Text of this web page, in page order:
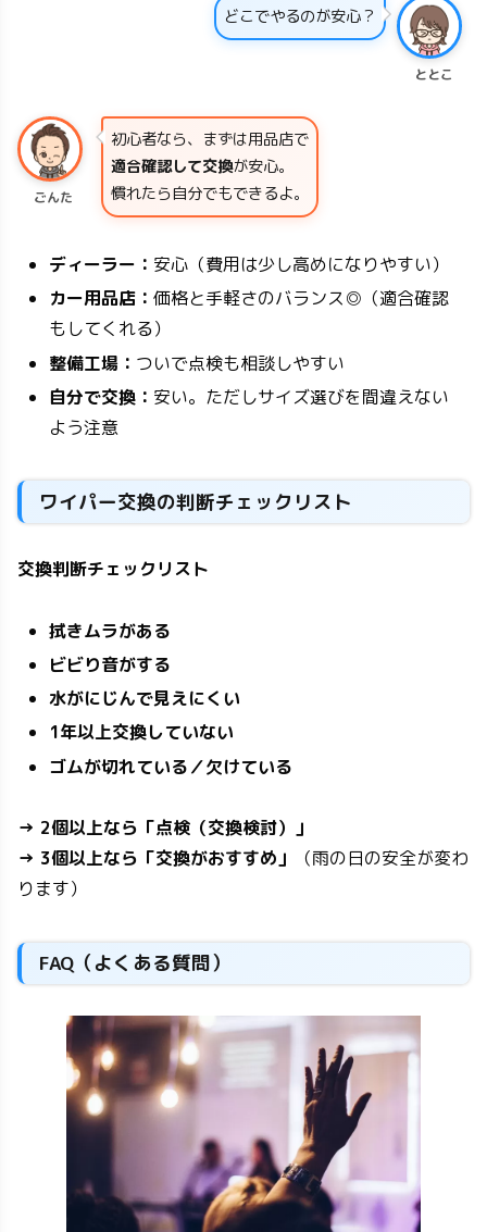
ととこ
どこでやるのが安心？
ごんた
初心者なら、まずは用品店で
適合確認して交換が安心。
慣れたら自分でもできるよ。
ディーラー： 安心（費用は少し高めになりやすい）
カー用品店：価格と手軽さのバランス◎（適合確認
もしてくれる）
整備工場： ついで点検も相談しやすい
自分で交換： 安い。ただしサイズ選びを間違えない
よう注意
ワイパー交換の判断チェックリスト
交換判断チェックリスト
拭きムラがある
ビビり音がする
水がにじんで見えにくい
1年以上交換していない
ゴムが切れている／欠けている
→ 2個以上なら「点検（交換検討）」
→ 3個以上なら「交換がおすすめ」
（雨の日の安全が変わ
ります）
FAQ（よくある質問）